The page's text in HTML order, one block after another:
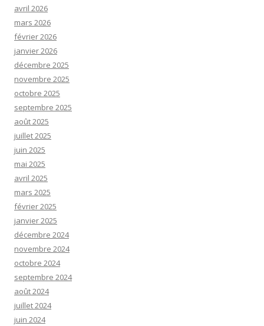
avril 2026
mars 2026
février 2026
janvier 2026
décembre 2025
novembre 2025
octobre 2025
septembre 2025
août 2025
juillet 2025
juin 2025
mai 2025
avril 2025
mars 2025
février 2025
janvier 2025
décembre 2024
novembre 2024
octobre 2024
septembre 2024
août 2024
juillet 2024
juin 2024